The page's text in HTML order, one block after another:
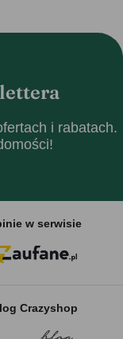
i rabatach.
w serwisie
Crazyshop